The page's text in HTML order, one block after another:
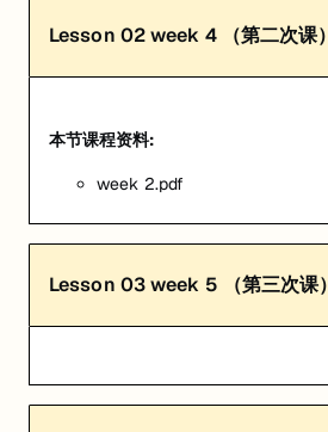
Lesson 02week 4 （第二次课）
本节课程资料:
week 2.pdf
Lesson 03week 5 （第三次课）